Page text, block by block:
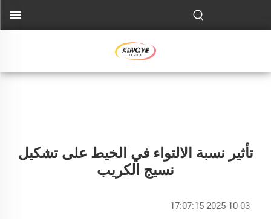
تأثير نسبة الالتواء في الخيط على تشكيل
نسيج الكريب
2025-10-03 17:07:15